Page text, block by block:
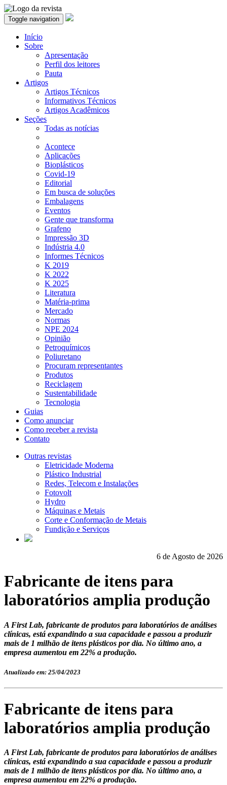
Toggle navigation
Início
Sobre
Apresentação
Perfil dos leitores
Pauta
Artigos
Artigos Técnicos
Informativos Técnicos
Artigos Acadêmicos
Seções
Todas as notícias
Acontece
Aplicações
Bioplásticos
Covid-19
Editorial
Em busca de soluções
Embalagens
Eventos
Gente que transforma
Grafeno
Impressão 3D
Indústria 4.0
Informes Técnicos
K 2019
K 2022
K 2025
Literatura
Matéria-prima
Mercado
Normas
NPE 2024
Opinião
Petroquímicos
Poliuretano
Procuram representantes
Produtos
Reciclagem
Sustentabilidade
Tecnologia
Guias
Como anunciar
Como receber a revista
Contato
Outras revistas
Eletricidade Moderna
Plástico Industrial
Redes, Telecom e Instalações
Fotovolt
Hydro
Máquinas e Metais
Corte e Conformação de Metais
Fundição e Serviços
6 de Agosto de 2026
Fabricante de itens para
laboratórios amplia produção
A First Lab, fabricante de produtos para laboratórios de análises
clínicas, está expandindo a sua capacidade e passou a produzir
mais de 1 milhão de itens plásticos por dia. No último ano, a
empresa aumentou em 22% a produção.
Atualizado em: 25/04/2023
Fabricante de itens para
laboratórios amplia produção
A First Lab, fabricante de produtos para laboratórios de análises
clínicas, está expandindo a sua capacidade e passou a produzir
mais de 1 milhão de itens plásticos por dia. No último ano, a
empresa aumentou em 22% a produção.